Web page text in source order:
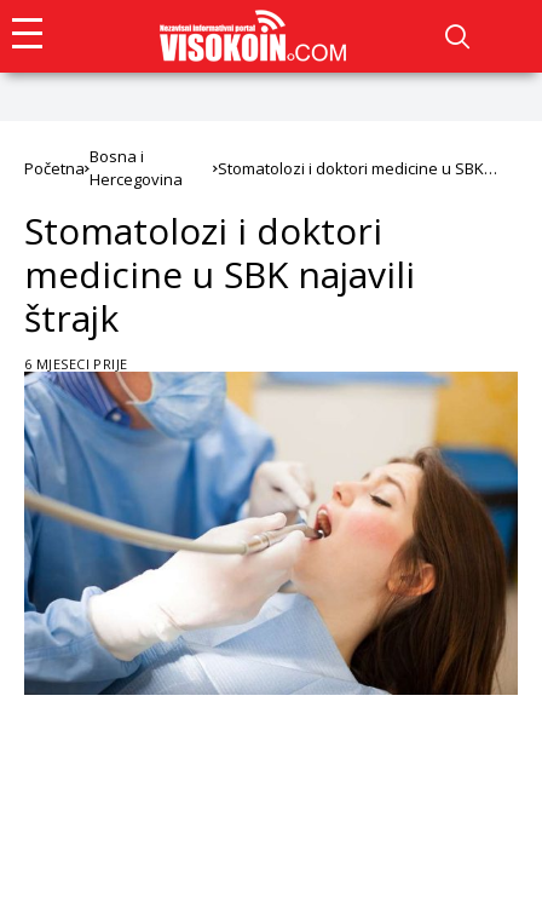
Početna
Bosna i
Hercegovina
Stomatolozi i doktori medicine u SBK
Stomatolozi i doktori
medicine u SBK najavili
štrajk
6 MJESECI PRIJE